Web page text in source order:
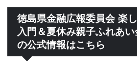
徳島県金融広報委員会 楽
入門＆夏休み親子ふれあ
の公式情報はこちら